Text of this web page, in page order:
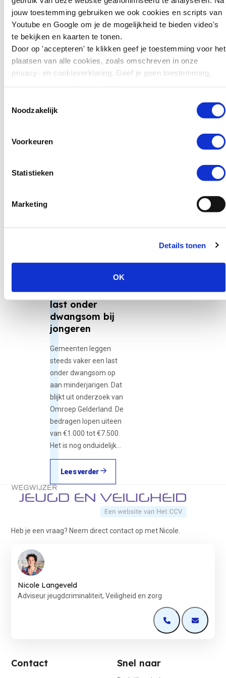
jouw toestemming gebruiken we ook cookies en scripts van
Youtube en Google om je de mogelijkheid te bieden video's
te bekijken en kaarten te tonen.
Door op 'accepteren' te klikken geef je toestemming voor het
plaatsen van alle cookies, zoals omschreven in onze
privacy- en cookieverklaring. Geef je geen toestemming,
Noodzakelijk
Voorkeuren
Statistieken
Marketing
Details tonen
OK
en vakantiehuizen
Ook blijkt uit de cijfers dat Latijns-
Amerikaanse slachtoffers vaak
seksueel zijn uitgebuit in hotels en
vakantiehuisjes. Criminelen
vakantieparken.
Lees het volledige rapport
Zweden wil jonge
tieners die ernstige
misdrijven plegen
zwaarder kunnen
straffen. Jongeren van
15 tot en met 17 jaar
kunnen daar sinds kort
terechtkomen in plaats
gebruiken vaker
last onder
dwangsom bij
jongeren
Gemeenten leggen
steeds vaker een last
onder dwangsom op
aan minderjarigen. Dat
blijkt uit onderzoek van
Omroep Gelderland. De
bedragen lopen uiteen
van €1.000 tot €7.500.
Het is nog onduidelijk…
Adolescente...
Lees verder
Terug naar de startpagina
Heb je een vraag? Neem direct contact op met Nicole.
Nicole Langeveld
Adviseur jeugdcriminaliteit, Veiligheid en zorg
Open deOpen de
Contact Snel naar